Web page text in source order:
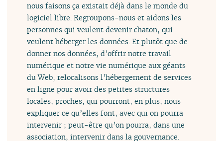
nous faisons ça existait déjà dans le monde du
logiciel libre. Regroupons-nous et aidons les
personnes qui veulent devenir chaton, qui
veulent héberger les données. Et plutôt que de
donner nos données, d’offrir notre travail
numérique et notre vie numérique aux géants
du Web, relocalisons l’hébergement de services
en ligne pour avoir des petites structures
locales, proches, qui pourront, en plus, nous
expliquer ce qu’elles font, avec qui on pourra
intervenir ; peut-être qu’on pourra, dans une
association, intervenir dans la gouvernance.